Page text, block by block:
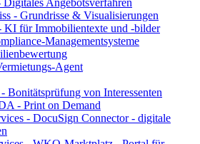
Angebotsverfahren
- Grundrisse & Visualisierungen
KI für Immobilientexte und -bilder
Managementsysteme
Agent
Bonitätsprüfung von Interessenten
- Print on Demand
- DocuSign Connector - digitale